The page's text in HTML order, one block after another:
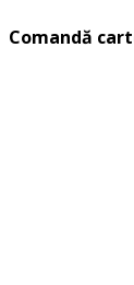
Comandă